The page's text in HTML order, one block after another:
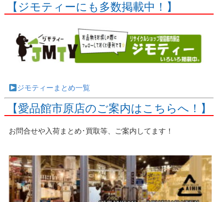
【ジモティーにも多数掲載中！】
ジモティーまとめ一覧
【愛品館市原店のご案内はこちらへ！】
お問合せや入荷まとめ･買取等、ご案内してます！